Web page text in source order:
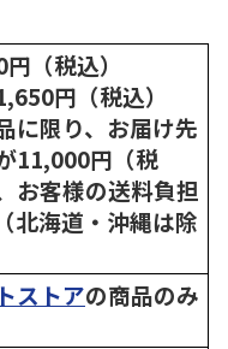
（税込）
円（税込）
に限り、お届け先
11,000円（税
お客様の送料負担
北海道・沖縄は除
ストアの商品のみ